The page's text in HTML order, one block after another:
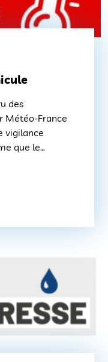
des
Météo-France
vigilance
que le
du